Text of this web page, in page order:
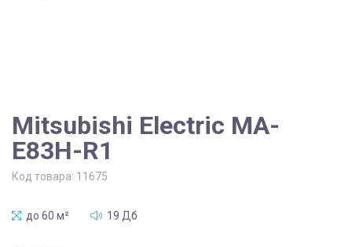
Mitsubishi Electric MA-
E83H-R1
Код товара: 11675
до 60 м² 19 Дб